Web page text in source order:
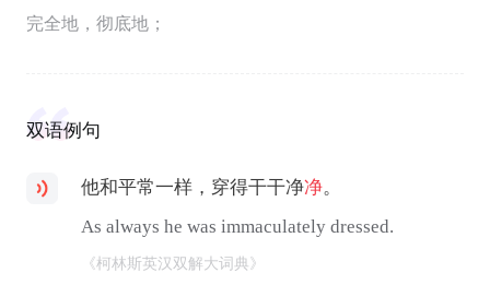
完全地，彻底地；
双语例句
他和平常一样，穿得干干净净。
As always he was immaculately dressed.
《柯林斯英汉双解大词典》